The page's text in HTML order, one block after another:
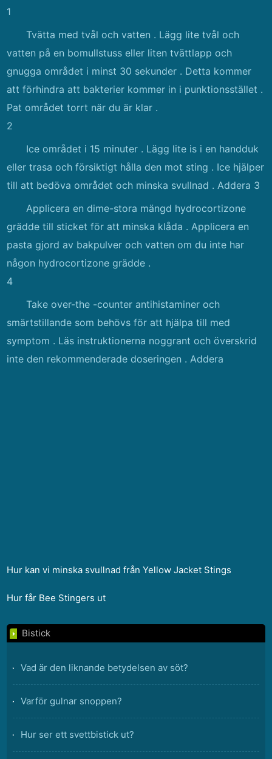
1
Tvätta med tvål och vatten . Lägg lite tvål och
vatten på en bomullstuss eller liten tvättlapp och
gnugga området i minst 30 sekunder . Detta kommer
att förhindra att bakterier kommer in i punktionsstället .
Pat området torrt när du är klar .
2
Ice området i 15 minuter . Lägg lite is i en handduk
eller trasa och försiktigt hålla den mot sting . Ice hjälper
till att bedöva området och minska svullnad . Addera 3
Applicera en dime-stora mängd hydrocortizone
grädde till sticket för att minska klåda . Applicera en
pasta gjord av bakpulver och vatten om du inte har
någon hydrocortizone grädde .
4
Take over-the -counter antihistaminer och
smärtstillande som behövs för att hjälpa till med
symptom . Läs instruktionerna noggrant och överskrid
inte den rekommenderade doseringen . Addera
Hur kan vi minska svullnad från Yellow Jacket Stings
Hur får Bee Stingers ut
Bistick
Vad är den liknande betydelsen av söt?
Varför gulnar snoppen?
Hur ser ett svettbistick ut?